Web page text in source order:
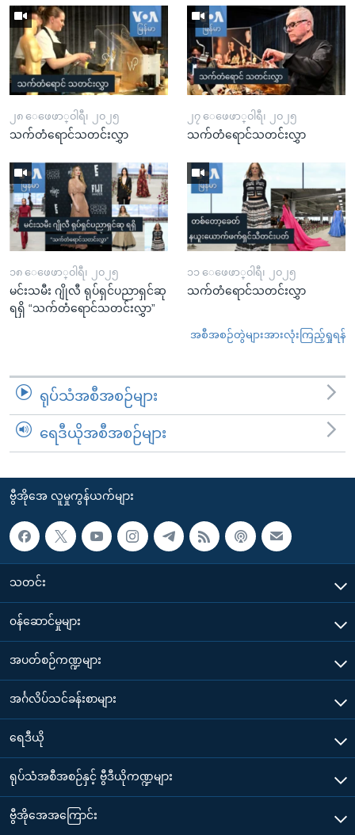
၂၈ ေဖေဖာ္၀ါရီ၊ ၂၀၂၅
သက်တံရောင်သတင်းလွှာ
၂၇ ေဖေဖာ္၀ါရီ၊ ၂၀၂၅
သက်တံရောင်သတင်းလွှာ
၁၈ ေဖေဖာ္၀ါရီ၊ ၂၀၂၅
မင်းသမီး ဂျိုလီ ရုပ်ရှင်ပညာရှင်ဆု
ရရှိ “သက်တံရောင်သတင်းလွှာ”
၁၁ ေဖေဖာ္၀ါရီ၊ ၂၀၂၅
သက်တံရောင်သတင်းလွှာ
အစီအစဉ်တွဲများအားလုံးကြည့်ရှုရန်
ရုပ်သံအစီအစဉ်များ
ရေဒီယိုအစီအစဉ်များ
ဗွီအိုအေ လူမှုကွန်ယက်များ
သတင်း
၀န်ဆောင်မှုများ
အပတ်စဉ်ကဏ္ဍများ
အင်္ဂလိပ်သင်ခန်းစာများ
ရေဒီယို
ရုပ်သံအစီအစဉ်နှင့် ဗွီဒီယိုကဏ္ဍများ
ဗွီအိုအေအကြောင်း